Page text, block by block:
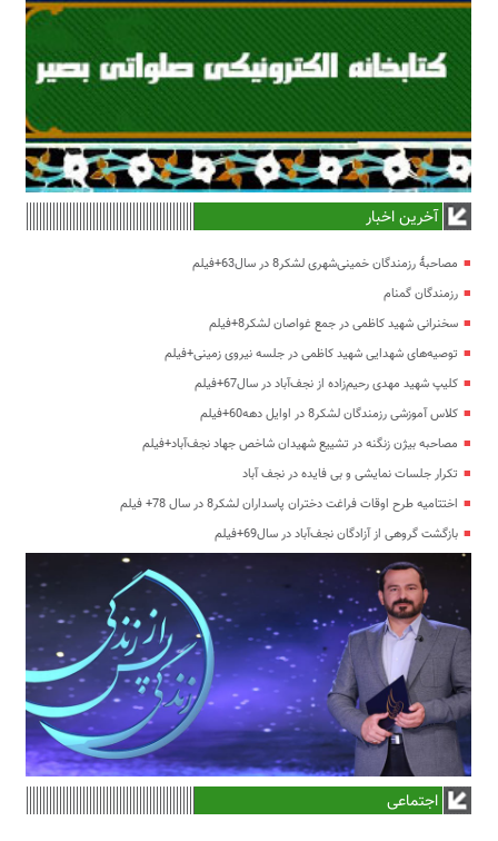
آخرین اخبار
مصاحبۀ رزمندگان خمینی‌شهری لشکر8 در سال63+فیلم
رزمندگان گمنام
سخنرانی شهید کاظمی در جمع غواصان لشکر8+فیلم
توصیه‌های شهدایی شهید کاظمی در جلسه نیروی زمینی+فیلم
کلیپ شهید مهدی رحیم‌زاده از نجف‌آباد در سال67+فیلم
کلاس آموزشی رزمندگان لشکر8 در اوایل دهه60+فیلم
مصاحبه بیژن زنگنه در تشییع شهیدان شاخص جهاد نجف‌آباد+فیلم
تکرار جلسات نمایشی و بی فایده در نجف آباد
اختتامیه طرح اوقات فراغت دختران پاسداران لشکر8 در سال 78+ فیلم
بازگشت گروهی از آزادگان نجف‌آباد در سال69+فیلم
اجتماعی